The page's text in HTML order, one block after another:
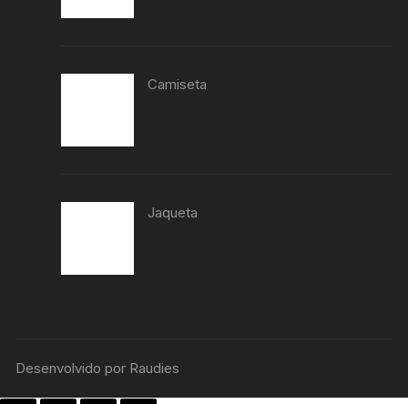
Camiseta
Jaqueta
Desenvolvido por Raudies